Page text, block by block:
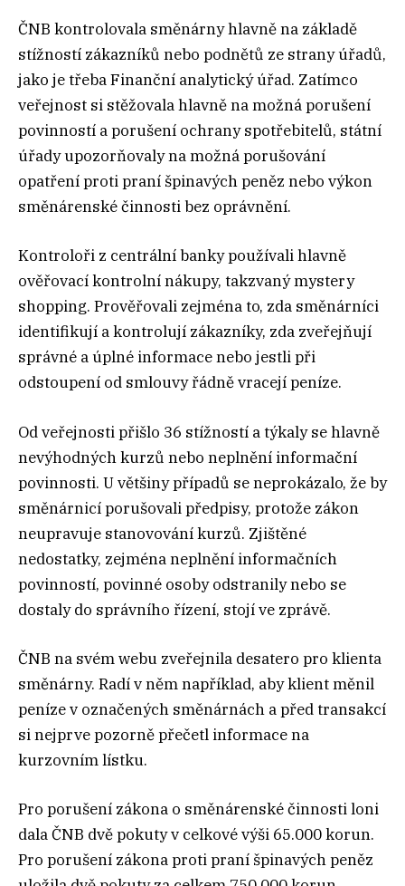
ČNB kontrolovala směnárny hlavně na základě
stížností zákazníků nebo podnětů ze strany úřadů,
jako je třeba Finanční analytický úřad. Zatímco
veřejnost si stěžovala hlavně na možná porušení
povinností a porušení ochrany spotřebitelů, státní
úřady upozorňovaly na možná porušování
opatření proti praní špinavých peněz nebo výkon
směnárenské činnosti bez oprávnění.
Kontroloři z centrální banky používali hlavně
ověřovací kontrolní nákupy, takzvaný mystery
shopping. Prověřovali zejména to, zda směnárníci
identifikují a kontrolují zákazníky, zda zveřejňují
správné a úplné informace nebo jestli při
odstoupení od smlouvy řádně vracejí peníze.
Od veřejnosti přišlo 36 stížností a týkaly se hlavně
nevýhodných kurzů nebo neplnění informační
povinnosti. U většiny případů se neprokázalo, že by
směnárnicí porušovali předpisy, protože zákon
neupravuje stanovování kurzů. Zjištěné
nedostatky, zejména neplnění informačních
povinností, povinné osoby odstranily nebo se
dostaly do správního řízení, stojí ve zprávě.
ČNB na svém webu zveřejnila desatero pro klienta
směnárny. Radí v něm například, aby klient měnil
peníze v označených směnárnách a před transakcí
si nejprve pozorně přečetl informace na
kurzovním lístku.
Pro porušení zákona o směnárenské činnosti loni
dala ČNB dvě pokuty v celkové výši 65.000 korun.
Pro porušení zákona proti praní špinavých peněz